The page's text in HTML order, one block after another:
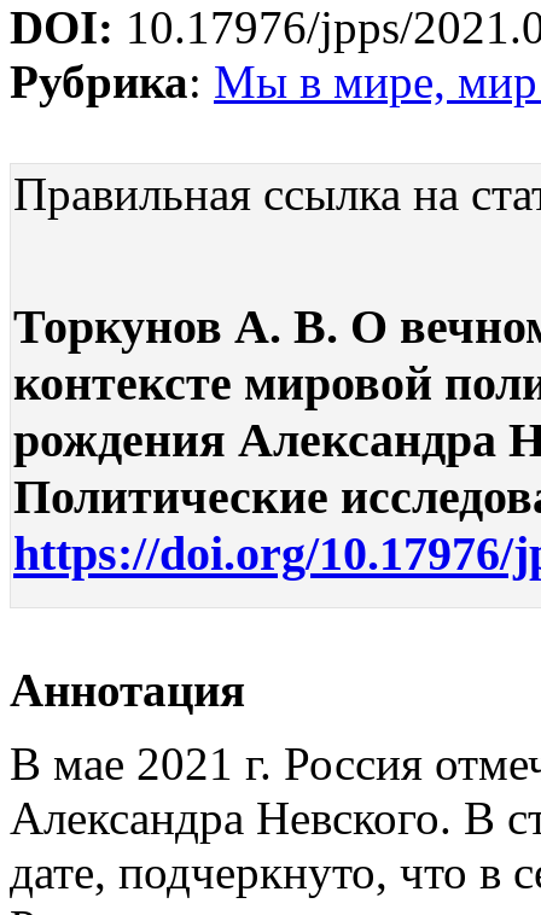
DOI: 10.17976/jpps/
Рубрика: Мы в мире, мир
Правильная ссылка на
Торкунов А. В. О
контексте мировой
рождения Александра
Политические
https://doi.org/10.17976/
Аннотация
В мае 2021 г. Россия
Александра Невского. В
дате, подчеркнуто, что в